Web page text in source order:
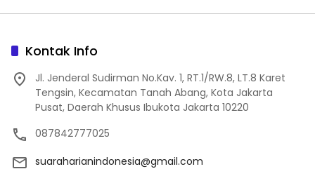
Kontak Info
Jl. Jenderal Sudirman No.Kav. 1, RT.1/RW.8, LT.8 Karet
Tengsin, Kecamatan Tanah Abang, Kota Jakarta
Pusat, Daerah Khusus Ibukota Jakarta 10220
087842777025
suaraharianindonesia@gmail.com